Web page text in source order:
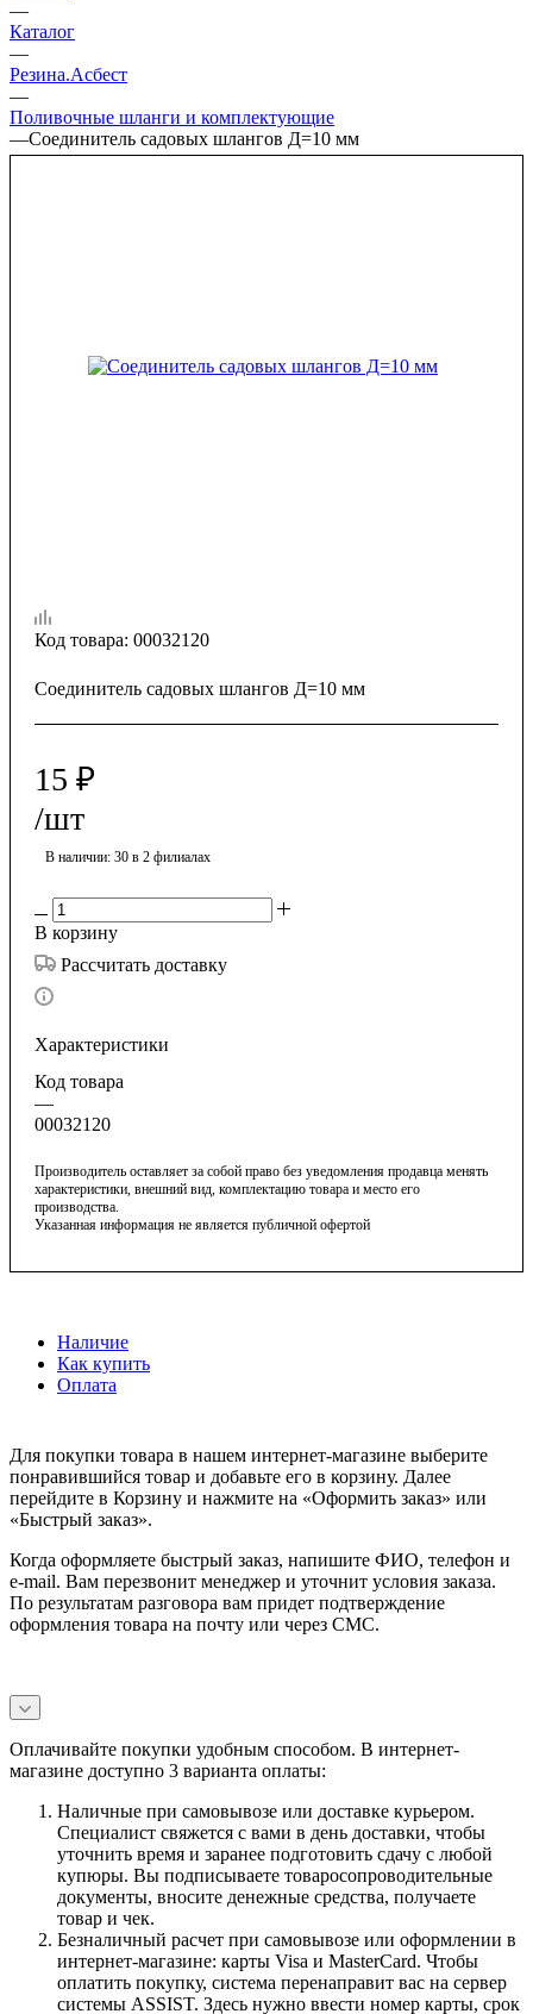
—
Каталог
—
Резина.Асбест
—
Поливочные шланги и комплектующие
—Соединитель садовых шлангов Д=10 мм
Код товара: 00032120
Соединитель садовых шлангов Д=10 мм
15 ₽
/шт
В наличии: 30 в 2 филиалах
В корзину
Рассчитать доставку
Характеристики
Код товара
—
00032120
Производитель оставляет за собой право без уведомления продавца менять
характеристики, внешний вид, комплектацию товара и место его
производства.
Указанная информация не является публичной офертой
Наличие
Как купить
Оплата
Для покупки товара в нашем интернет-магазине выберите
понравившийся товар и добавьте его в корзину. Далее
перейдите в Корзину и нажмите на «Оформить заказ» или
«Быстрый заказ».
Когда оформляете быстрый заказ, напишите ФИО, телефон и
e-mail. Вам перезвонит менеджер и уточнит условия заказа.
По результатам разговора вам придет подтверждение
оформления товара на почту или через СМС.
Оплачивайте покупки удобным способом. В интернет-
магазине доступно 3 варианта оплаты:
Наличные при самовывозе или доставке курьером.
Специалист свяжется с вами в день доставки, чтобы
уточнить время и заранее подготовить сдачу с любой
купюры. Вы подписываете товаросопроводительные
документы, вносите денежные средства, получаете
товар и чек.
Безналичный расчет при самовывозе или оформлении в
интернет-магазине: карты Visa и MasterCard. Чтобы
оплатить покупку, система перенаправит вас на сервер
системы ASSIST. Здесь нужно ввести номер карты, срок